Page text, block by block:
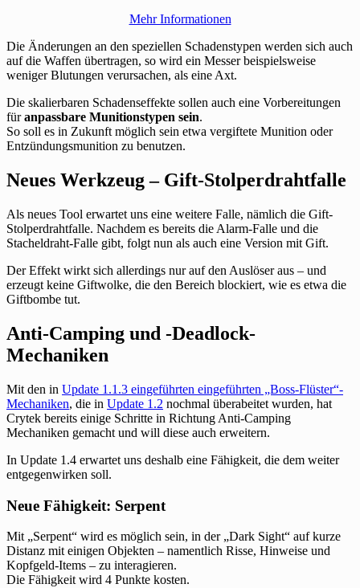
Mehr Informationen
Die Änderungen an den speziellen Schadenstypen werden sich auch
auf die Waffen übertragen, so wird ein Messer beispielsweise
weniger Blutungen verursachen, als eine Axt.
Die skalierbaren Schadenseffekte sollen auch eine Vorbereitungen
füranpassbare Munitionstypen sein.
So soll es in Zukunft möglich sein etwa vergiftete Munition oder
Entzündungsmunition zu benutzen.
Neues Werkzeug – Gift-Stolperdrahtfalle
Als neues Tool erwartet uns eine weitere Falle, nämlich die Gift-
Stolperdrahtfalle. Nachdem es bereits die Alarm-Falle und die
Stacheldraht-Falle gibt, folgt nun als auch eine Version mit Gift.
Der Effekt wirkt sich allerdings nur auf den Auslöser aus – und
erzeugt keine Giftwolke, die den Bereich blockiert, wie es etwa die
Giftbombe tut.
Anti-Camping und -Deadlock-
Mechaniken
Mit den in Update 1.1.3 eingeführten eingeführten „Boss-Flüster“-
Mechaniken, die in Update 1.2 nochmal überabeitet wurden, hat
Crytek bereits einige Schritte in Richtung Anti-Camping
Mechaniken gemacht und will diese auch erweitern.
In Update 1.4 erwartet uns deshalb eine Fähigkeit, die dem weiter
entgegenwirken soll.
Neue Fähigkeit: Serpent
Mit „Serpent“ wird es möglich sein, in der „Dark Sight“ auf kurze
Distanz mit einigen Objekten – namentlich Risse, Hinweise und
Kopfgeld-Items – zu interagieren.
Die Fähigkeit wird 4 Punkte kosten.